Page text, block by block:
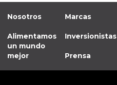
Nosotros
Alimentamos
un mundo
mejor
Marcas
Inversionistas
Prensa